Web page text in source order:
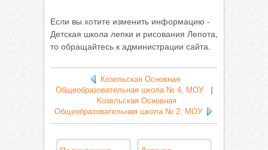
Если вы хотите изменить информацию -
Детская школа лепки и рисования Лепота,
то обращайтесь к администрации сайта.
Козельская Основная
Общеобразовательная школа № 4, МОУ|
Козельская Основная
Общеобразовательная школа № 2, МОУ